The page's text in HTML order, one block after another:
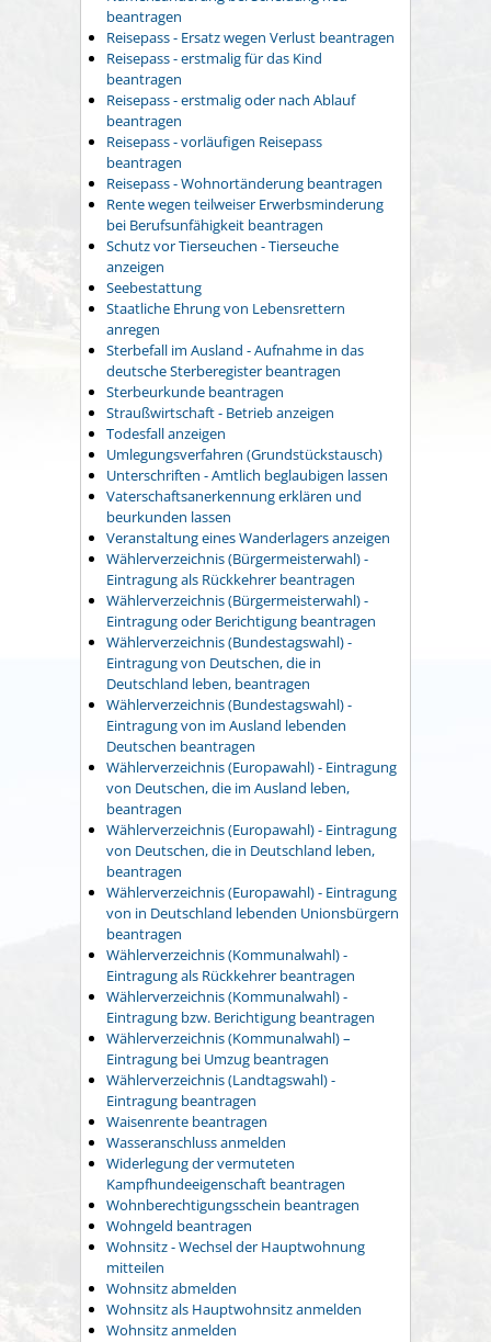
beantragen
Reisepass - Ersatz wegen Verlust beantragen
Reisepass - erstmalig für das Kind
beantragen
Reisepass - erstmalig oder nach Ablauf
beantragen
Reisepass - vorläufigen Reisepass
beantragen
Reisepass - Wohnortänderung beantragen
Rente wegen teilweiser Erwerbsminderung
bei Berufsunfähigkeit beantragen
Schutz vor Tierseuchen - Tierseuche
anzeigen
Seebestattung
Staatliche Ehrung von Lebensrettern
anregen
Sterbefall im Ausland - Aufnahme in das
deutsche Sterberegister beantragen
Sterbeurkunde beantragen
Straußwirtschaft - Betrieb anzeigen
Todesfall anzeigen
Umlegungsverfahren (Grundstückstausch)
Unterschriften - Amtlich beglaubigen lassen
Vaterschaftsanerkennung erklären und
beurkunden lassen
Veranstaltung eines Wanderlagers anzeigen
Wählerverzeichnis (Bürgermeisterwahl) -
Eintragung als Rückkehrer beantragen
Wählerverzeichnis (Bürgermeisterwahl) -
Eintragung oder Berichtigung beantragen
Wählerverzeichnis (Bundestagswahl) -
Eintragung von Deutschen, die in
Deutschland leben, beantragen
Wählerverzeichnis (Bundestagswahl) -
Eintragung von im Ausland lebenden
Deutschen beantragen
Wählerverzeichnis (Europawahl) - Eintragung
von Deutschen, die im Ausland leben,
beantragen
Wählerverzeichnis (Europawahl) - Eintragung
von Deutschen, die in Deutschland leben,
beantragen
Wählerverzeichnis (Europawahl) - Eintragung
von in Deutschland lebenden Unionsbürgern
beantragen
Wählerverzeichnis (Kommunalwahl) -
Eintragung als Rückkehrer beantragen
Wählerverzeichnis (Kommunalwahl) -
Eintragung bzw. Berichtigung beantragen
Wählerverzeichnis (Kommunalwahl) –
Eintragung bei Umzug beantragen
Wählerverzeichnis (Landtagswahl) -
Eintragung beantragen
Waisenrente beantragen
Wasseranschluss anmelden
Widerlegung der vermuteten
Kampfhundeeigenschaft beantragen
Wohnberechtigungsschein beantragen
Wohngeld beantragen
Wohnsitz - Wechsel der Hauptwohnung
mitteilen
Wohnsitz abmelden
Wohnsitz als Hauptwohnsitz anmelden
Wohnsitz anmelden